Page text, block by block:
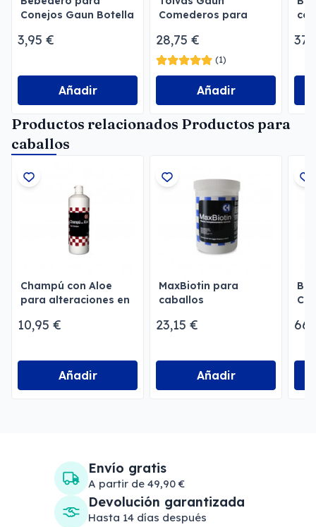
Conejos Gaun Botella
3,95 €
Añadir
Comederos para
28,75 €
(1)
Añadir
Productos relacionados Productos para
caballos
Champú con Aloe
para alteraciones en
10,95 €
Añadir
MaxBiotin para
caballos
23,15 €
Añadir
Envío gratis
A partir de 49,90 €
Devolución garantizada
Hasta 14 días después